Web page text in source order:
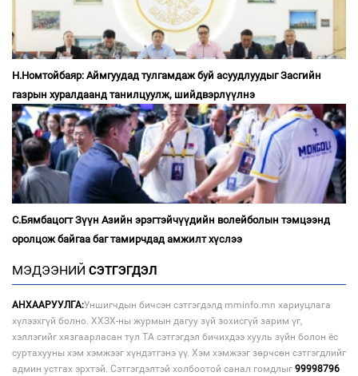
Н.Номтойбаяр: Аймгуудад тулгамдаж буй асуудлуудыг Засгийн
газрын хуралдаанд танилцуулж, шийдвэрлүүлнэ
С.Бямбацогт Зүүн Азийн эрэгтэйчүүдийн волейболын тэмцээнд
оролцож байгаа баг тамирчдад амжилт хүслээ
МЭДЭЭНИЙ СЭТГЭГДЭЛ
АНХААРУУЛГА:Уншигчдын бичсэн сэтгэгдэлд mminfo.mn хариуцлага
хүлээхгүй болно. ХХЗХ-ны журмын дагуу зүй зохисгүй зарим үг,
хэллэгийг хязгаарласан тул ТА сэтгэгдэл бичихдээ хууль зүйн болон ёс
суртахууны хэм хэмжээг хүндэтгэнэ үү. Хэм хэмжээг зөрчсөн сэтгэгдлийг
админ устгах эрхтэй. Сэтгэгдэлтэй холбоотой санал гомдлыг 99998796